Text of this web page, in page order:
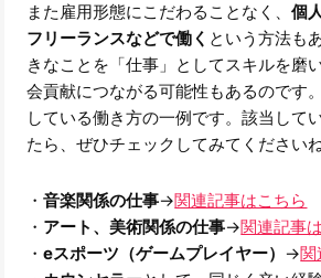
また雇用形態にこだわることなく、個
フリーランスなどで働く という方法も
きなことを「仕事」としてスキルを磨
会貢献につながる可能性もあるのです
している働き方の一例です。該当して
たら、ぜひチェックしてみてくださいね
・音楽関係の仕事→関連記事はこちら
・ アート、美術関係の仕事→関連記事
・eスポーツ（ゲームプレイヤー） →関